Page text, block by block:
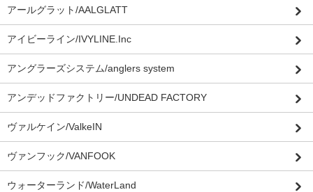
アールグラット/AALGLATT
アイビーライン/IVYLINE.Inc
アングラーズシステム/anglers system
アンデッドファクトリー/UNDEAD FACTORY
ヴァルケイン/ValkeIN
ヴァンフック/VANFOOK
ウォーターランド/WaterLand